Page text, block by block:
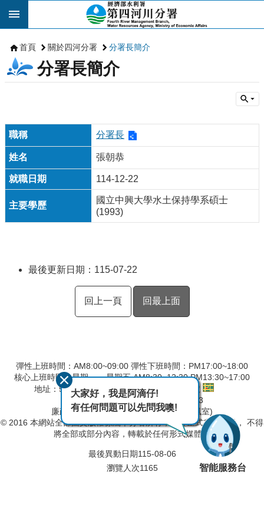
跳到主要內容區塊
首頁 關於四河分署 分署長簡介
分署長簡介
分署長
張朝恭
114-12-22
國立中興大學水土保持學系碩士
(1993)
最後更新日期：115-07-22
回上一頁 回最上面
彈性上班時間：AM8:00~09:00 彈性下班時間：PM17:00~18:00
核心上班時間：星期一 ~ 星期五 AM8:30~12:30 PM13:30~17:00
地址：524001彰化縣溪州鄉中山路三段640號
總機：04-8897773 傳真：04-8896443
廉政專線-04-8898270(第四河川分署政風室)
© 2016 本網站全部圖文版權係屬本分署所有，非經正式書面同意， 不得
將全部或部分內容，轉載於任何形式媒體。
最後異動日期115-08-06
瀏覽人次1165
大家好，我是阿滴仔!
有任何問題可以先問我噢!
智能服務台